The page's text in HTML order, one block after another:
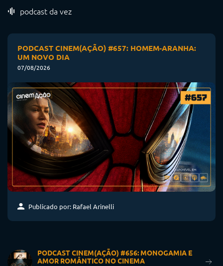
podcast da vez
PODCAST CINEM(AÇÃO) #657: HOMEM-ARANHA:
UM NOVO DIA
07/08/2026
Publicado por: Rafael Arinelli
PODCAST CINEM(AÇÃO) #656: MONOGAMIA E
AMOR ROMÂNTICO NO CINEMA